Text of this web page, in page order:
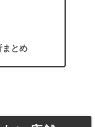
まとめ